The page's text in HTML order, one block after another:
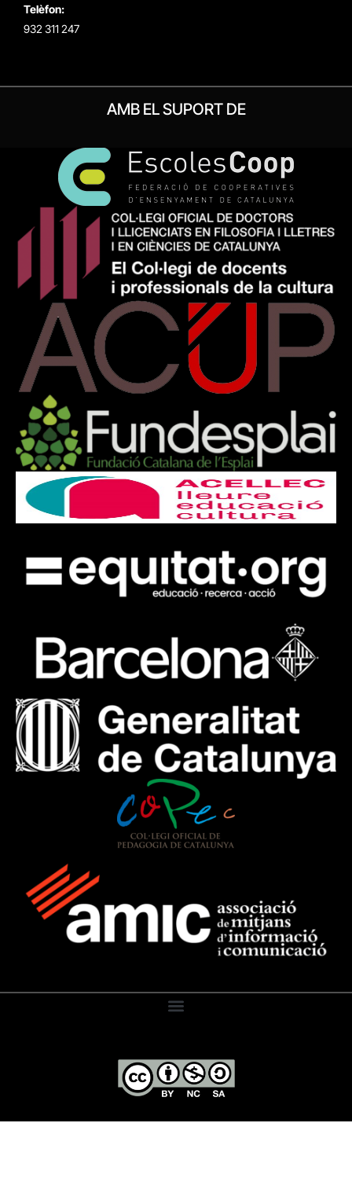
Telèfon:
932 311 247
AMB EL SUPORT DE